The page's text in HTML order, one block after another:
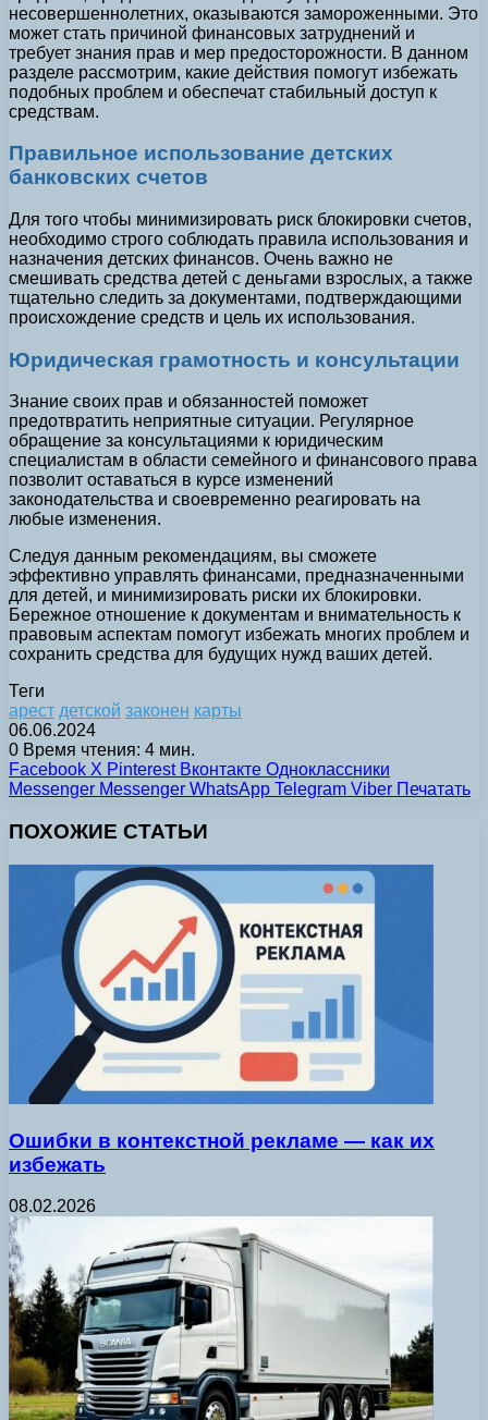
несовершеннолетних, оказываются замороженными. Это
может стать причиной финансовых затруднений и
требует знания прав и мер предосторожности. В данном
разделе рассмотрим, какие действия помогут избежать
подобных проблем и обеспечат стабильный доступ к
средствам.
Правильное использование детских
банковских счетов
Для того чтобы минимизировать риск блокировки счетов,
необходимо строго соблюдать правила использования и
назначения детских финансов. Очень важно не
смешивать средства детей с деньгами взрослых, а также
тщательно следить за документами, подтверждающими
происхождение средств и цель их использования.
Юридическая грамотность и консультации
Знание своих прав и обязанностей поможет
предотвратить неприятные ситуации. Регулярное
обращение за консультациями к юридическим
специалистам в области семейного и финансового права
позволит оставаться в курсе изменений
законодательства и своевременно реагировать на
любые изменения.
Следуя данным рекомендациям, вы сможете
эффективно управлять финансами, предназначенными
для детей, и минимизировать риски их блокировки.
Бережное отношение к документам и внимательность к
правовым аспектам помогут избежать многих проблем и
сохранить средства для будущих нужд ваших детей.
Теги
арест детской законен карты
06.06.2024
0 Время чтения: 4 мин.
Facebook X Pinterest Вконтакте Одноклассники
Messenger Messenger WhatsApp Telegram Viber Печатать
ПОХОЖИЕ СТАТЬИ
Ошибки в контекстной рекламе — как их
избежать
08.02.2026